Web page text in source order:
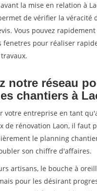
la mise en relation à
de vérifier la véracité
Vous pouvez
fenetres pour réaliser
notre réseau
chantiers à
votre entreprise en tant
de rénovation Laon, il faut
le planning
son chiffre d'affaires.
artisans, le bouche à
pour les désirant